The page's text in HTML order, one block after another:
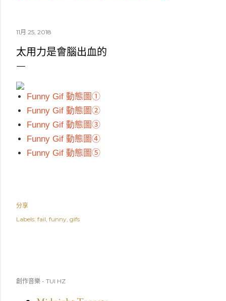
11月 25, 2018
太用力是會腦出血的
Funny Gif 動態圖①
Funny Gif 動態圖②
Funny Gif 動態圖③
Funny Gif 動態圖④
Funny Gif 動態圖⑤
分享
Labels: fail funny gifs
創作音樂 - TUI HZ